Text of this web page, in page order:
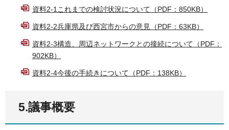
資料2-1これまでの検討状況について（PDF：850KB）
資料2-2兵庫県及び西宮市からの意見（PDF：63KB）
資料2-3構造、周辺ネットワークとの接続について（PDF：
902KB）
資料2-4今後の手続きについて（PDF：138KB）
5.議事概要